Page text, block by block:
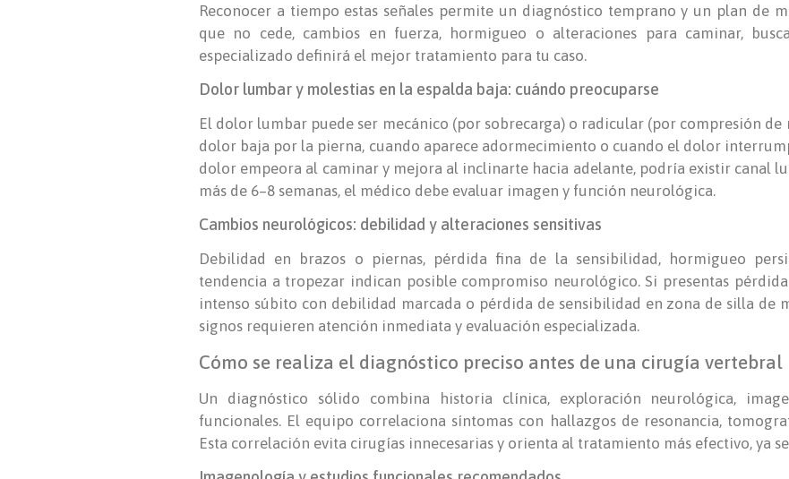
Reconocer a tiempo estas señales permite un diagnóstico temprano y un plan de
que no cede, cambios en fuerza, hormigueo o alteraciones para caminar,
especializado definirá el mejor tratamiento para tu caso.
Dolor lumbar y molestias en la espalda baja: cuándo preocuparse
El dolor lumbar puede ser mecánico (por sobrecarga) o radicular (por compresión de
dolor baja por la pierna, cuando aparece adormecimiento o cuando el dolor
dolor empeora al caminar y mejora al inclinarte hacia adelante, podría existir canal
más de 6–8 semanas, el médico debe evaluar imagen y función neurológica.
Cambios neurológicos: debilidad y alteraciones sensitivas
Debilidad en brazos o piernas, pérdida fina de la sensibilidad, hormigueo
tendencia a tropezar indican posible compromiso neurológico. Si presentas
intenso súbito con debilidad marcada o pérdida de sensibilidad en zona de silla de
signos requieren atención inmediata y evaluación especializada.
Cómo se realiza el diagnóstico preciso antes de una cirugía vertebral
Un diagnóstico sólido combina historia clínica, exploración neurológica,
funcionales. El equipo correlaciona síntomas con hallazgos de resonancia,
Esta correlación evita cirugías innecesarias y orienta al tratamiento más efectivo, ya